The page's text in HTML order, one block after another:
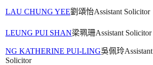
LAU CHUNG YEE劉頌怡Assistant Solicitor
LEUNG PUI SHAN梁珮珊Assistant Solicitor
NG KATHERINE PUI-LING吳佩玲Assistant
Solicitor